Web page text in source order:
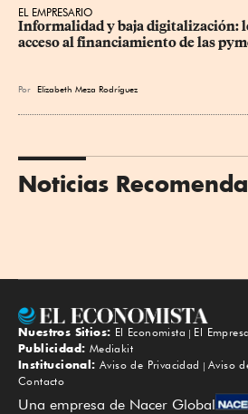
EL EMPRESARIO
Informalidad y baja digitalización:
acceso al financiamiento de las
Por Elizabeth Meza Rodríguez
Noticias
Nuestros Sitios: El Economista El
Publicidad: Mediakit
Institucional: Aviso de Privacidad
Aviso
Contacto
Una empresa de Nacer Global